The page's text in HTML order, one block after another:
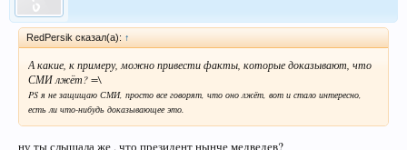
RedPersik сказал(а): ↑
А какие, к примеру, можно привести факты, которые доказывают, что
СМИ лжёт? =\
PS я не защищаю СМИ, просто все говорят, что оно лжёт, вот и стало интересно,
есть ли что-нибудь доказывающее это.
ну ты слышала же , что президент нынче медведев?